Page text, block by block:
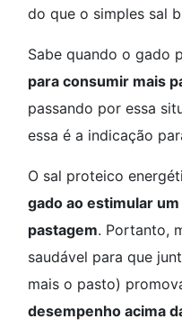
do que o simples sal
Sabe quando o gado
para consumir mais
passando por essa
essa é a indicação
O sal proteico
gado ao estimular
pastagem. Portanto,
saudável para que
mais o pasto)
desempenho acima